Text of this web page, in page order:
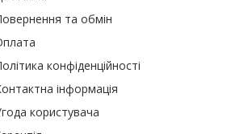
та обмін
конфіденційності
інформація
користувача